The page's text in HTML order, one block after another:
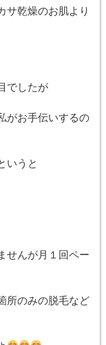
サ乾燥のお肌より
でしたが
がお手伝いするの
いうと
せんが月１回ペー
所のみの脱毛など